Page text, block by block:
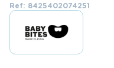
Ref: 8425402074251